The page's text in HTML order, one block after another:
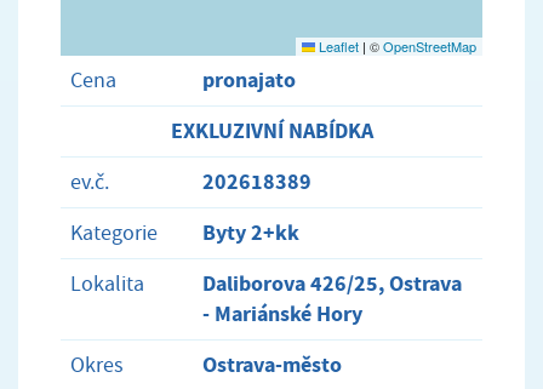
Leaflet | ©OpenStreetMap
Cena
pronajato
EXKLUZIVNÍ NABÍDKA
ev.č. 202618389
Kategorie Byty 2+kk
Lokalita
Daliborova 426/25, Ostrava
- Mariánské Hory
Okres Ostrava-město